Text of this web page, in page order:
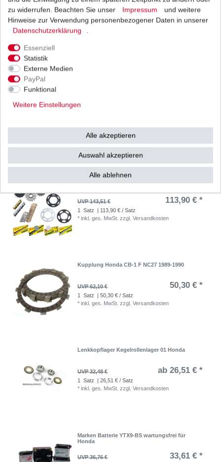
Dichtung Lichtmaschine Honda CB-1 F NC27
4,70 € *
DID Kettensatz Honda CB1 400 F NC27 1989-
UVP 143,51 € 113,90 € *
1 Satz
| 113,90 € / Satz
*inkl. ges. MwSt. zzgl.Versandkosten
Kupplung Honda CB-1 F NC27 1989-1990
UVP 62,10 € 50,30 € *
1 Satz
| 50,30 € / Satz
*inkl. ges. MwSt. zzgl.Versandkosten
Lenkkopflager Kegelrollenlager 01 Honda
UVP 32,48 € ab 26,51 € *
1 Satz
| 26,51 € / Satz
*inkl. ges. MwSt. zzgl.Versandkosten
Marken Batterie YTX9-BS wartungsfrei für
Honda
UVP 36,76 € 33,61 € *
zu widerrufen. Beachten Sie unser
Impressum
und weitere
Hinweise zur Verwendung personenbezogener Daten in unserer
Daten­schutz­erklärung
Essenziell
Statistik
Externe Medien
PayPal
Funktional
Weitere Einstellungen
Alle akzeptieren
Auswahl akzeptieren
Alle ablehnen